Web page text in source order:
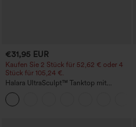
€31,95 EUR
Kaufen Sie 2 Stück für 52,62 € oder 4
Stück für 105,24 €.
Halara UltraSculpt™ Tanktop mit
Rundhalsausschnitt und
geschwungenem Saum